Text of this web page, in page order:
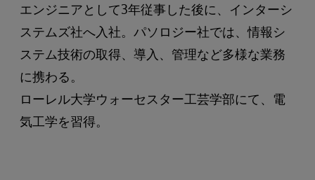
エンジニアとして3年従事した後に、インターシ
ステムズ社へ入社。パソロジー社では、情報シ
ステム技術の取得、導入、管理など多様な業務
に携わる。
ローレル大学ウォーセスター工芸学部にて、電
気工学を習得。